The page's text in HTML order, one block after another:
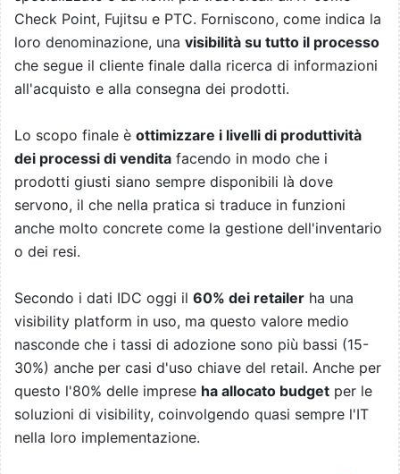
Check Point, Fujitsu e PTC. Forniscono, come indica la
loro denominazione, una visibilità su tutto il processo
che segue il cliente finale dalla ricerca di informazioni
all'acquisto e alla consegna dei prodotti.
Lo scopo finale è ottimizzare i livelli di produttività
dei processi di vendita facendo in modo che i
prodotti giusti siano sempre disponibili là dove
servono, il che nella pratica si traduce in funzioni
anche molto concrete come la gestione dell'inventario
o dei resi.
Secondo i dati IDC oggi il 60% dei retailer ha una
visibility platform in uso, ma questo valore medio
nasconde che i tassi di adozione sono più bassi (15-
30%) anche per casi d'uso chiave del retail. Anche per
questo l'80% delle imprese ha allocato budget per le
soluzioni di visibility, coinvolgendo quasi sempre l'IT
nella loro implementazione.